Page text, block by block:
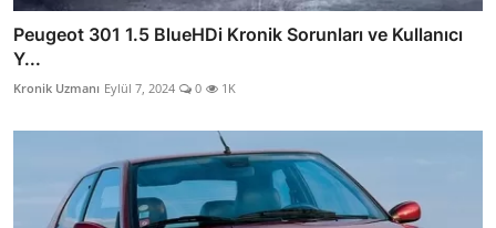
Peugeot 301 1.5 BlueHDi Kronik Sorunları ve Kullanıcı
Y...
Kronik Uzmanı Eylül 7, 2024 0 1K